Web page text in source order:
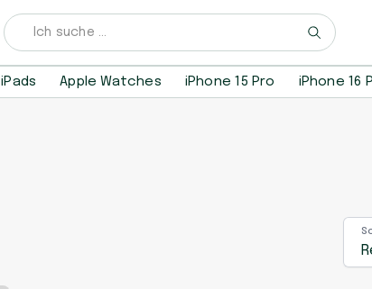
iPads Apple Watches iPhone 15 Pro iPhone 16